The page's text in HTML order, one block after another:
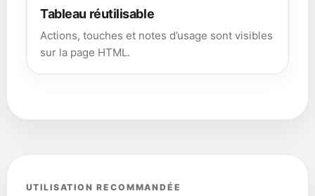
Tableau réutilisable
Actions, touches et notes d’usage sont visibles
sur la page HTML.
UTILISATION RECOMMANDÉE